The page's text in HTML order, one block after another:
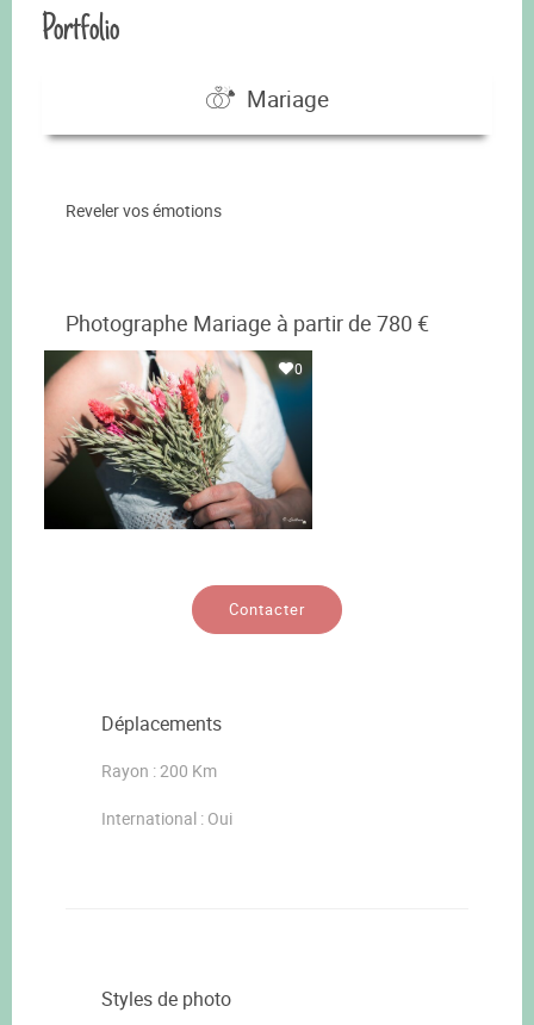
Portfolio
Mariage
Reveler vos émotions
Photographe Mariage à partir de 780 €
0
Contacter
Déplacements
Rayon : 200 Km
International : Oui
Styles de photo